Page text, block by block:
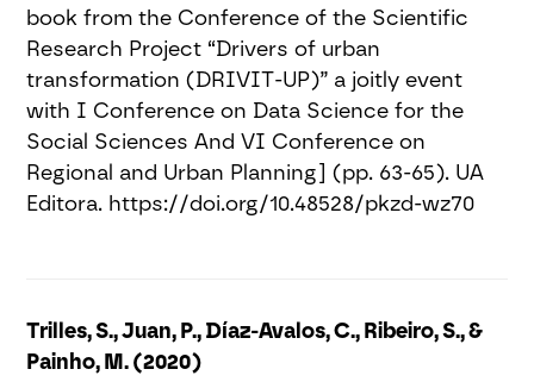
book from the Conference of the Scientific
Research Project “Drivers of urban
transformation (DRIVIT-UP)” a joitly event
with I Conference on Data Science for the
Social Sciences And VI Conference on
Regional and Urban Planning] (pp. 63-65). UA
Editora. https://doi.org/10.48528/pkzd-wz70
Trilles, S., Juan, P., Díaz-Avalos, C., Ribeiro, S., &
Painho, M. (2020)